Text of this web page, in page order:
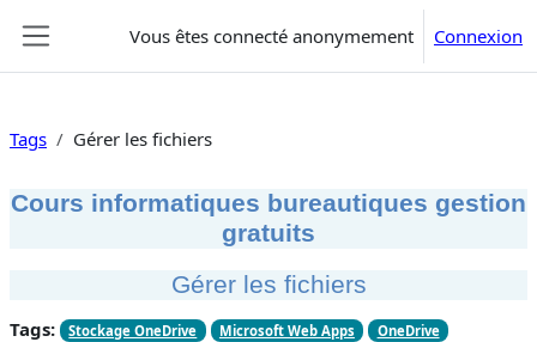
Vous êtes connecté anonymement Connexion
Tags Gérer les fichiers
Cours informatiques bureautiques gestion
gratuits
Gérer les fichiers
Tags: Stockage OneDrive Microsoft Web Apps
OneDrive